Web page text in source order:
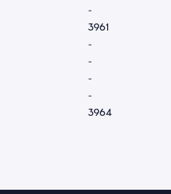
-
3961
-
-
-
-
3964